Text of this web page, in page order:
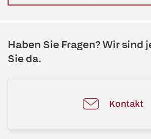
Haben Sie Fragen? Wir sind
Sie da.
Kontakt